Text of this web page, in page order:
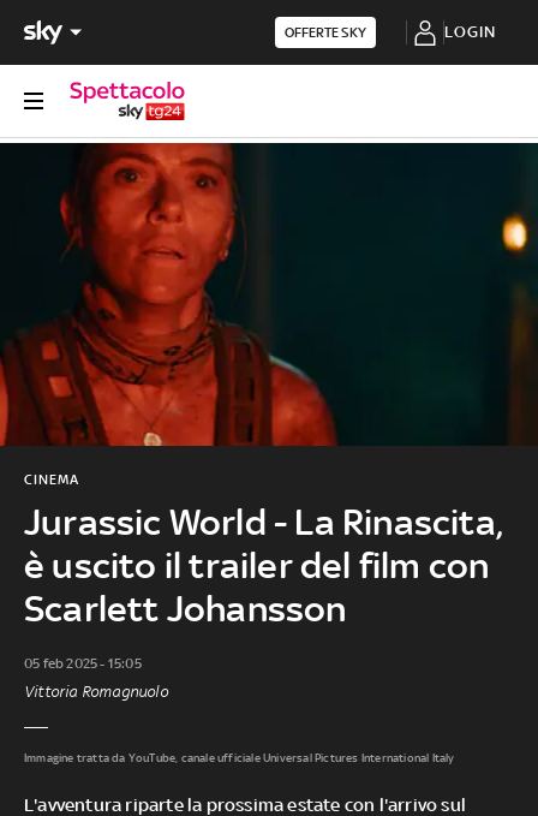
OFFERTE SKY LOGIN
Jurassic World - La Rinascita,
è uscito il trailer del film con
Scarlett Johansson
CINEMA
05 feb 2025 - 15:05
Vittoria Romagnuolo
Immagine tratta da YouTube, canale ufficiale Universal Pictures International Italy
L'avventura riparte la prossima estate con l'arrivo sul